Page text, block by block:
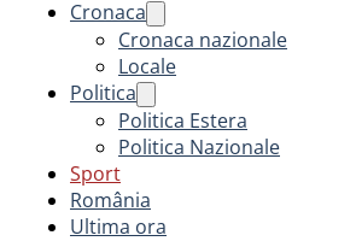
Cronaca
Cronaca nazionale
Locale
Politica
Politica Estera
Politica Nazionale
Sport
România
Ultima ora